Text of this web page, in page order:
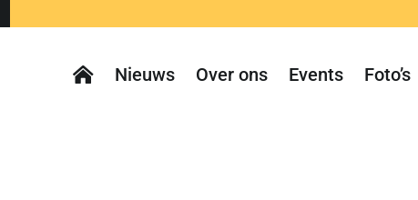
Nieuws Over ons Events Foto’s